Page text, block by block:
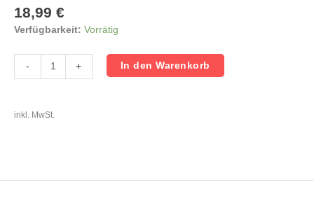
18,99 €
Verfügbarkeit: Vorrätig
-
Liegend
Menge
+ In den Warenkorb
inkl. MwSt.